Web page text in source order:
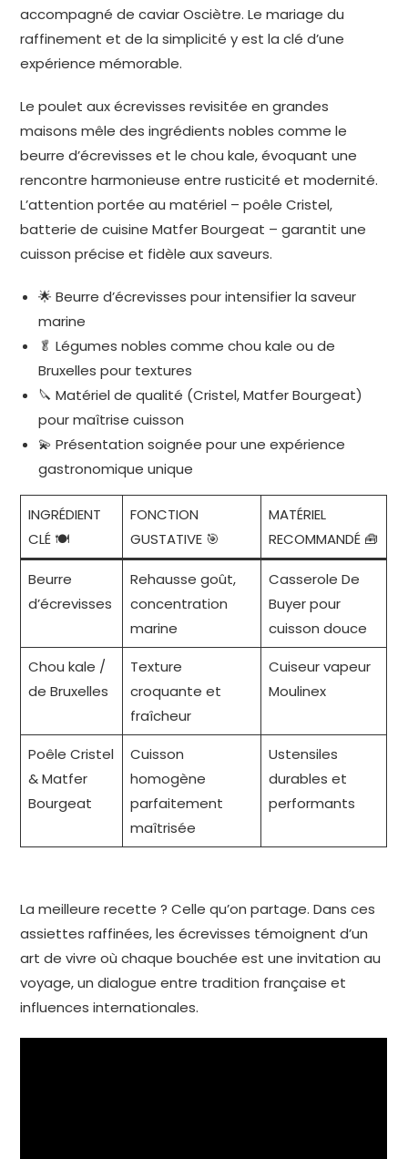
accompagné de caviar Osciètre. Le mariage du
raffinement et de la simplicité y est la clé d’une
expérience mémorable.
Le poulet aux écrevisses revisitée en grandes
maisons mêle des ingrédients nobles comme le
beurre d’écrevisses et le chou kale, évoquant une
rencontre harmonieuse entre rusticité et modernité.
L’attention portée au matériel – poêle Cristel,
batterie de cuisine Matfer Bourgeat – garantit une
cuisson précise et fidèle aux saveurs.
🌟 Beurre d’écrevisses pour intensifier la saveur
marine
🥬 Légumes nobles comme chou kale ou de
Bruxelles pour textures
🔪 Matériel de qualité (Cristel, Matfer Bourgeat)
pour maîtrise cuisson
💫 Présentation soignée pour une expérience
gastronomique unique
INGRÉDIENT
CLÉ 🍽️
FONCTION
GUSTATIVE 🎯
MATÉRIEL
RECOMMANDÉ 🧰
Beurre
d’écrevisses
Rehausse goût,
concentration
marine
Casserole De
Buyer pour
cuisson douce
Chou kale /
de Bruxelles
Texture
croquante et
fraîcheur
Cuiseur vapeur
Moulinex
Poêle Cristel
& Matfer
Bourgeat
Cuisson
homogène
parfaitement
maîtrisée
Ustensiles
durables et
performants
La meilleure recette ? Celle qu’on partage. Dans ces
assiettes raffinées, les écrevisses témoignent d’un
art de vivre où chaque bouchée est une invitation au
voyage, un dialogue entre tradition française et
influences internationales.